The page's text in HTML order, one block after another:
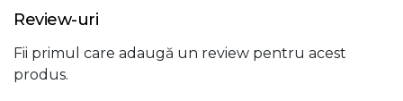
Review-uri
Fii primul care adaugă un review pentru acest
produs.